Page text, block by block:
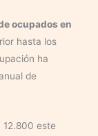
ocupados en
hasta los
ha
de
12.800 este